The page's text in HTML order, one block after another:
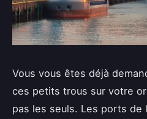
Vous vous êtes déjà
ces petits trous sur votre
pas les seuls. Les ports de